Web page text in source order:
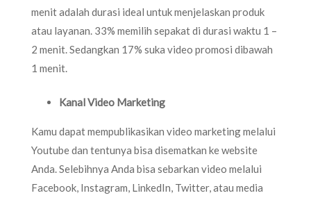
menit adalah durasi ideal untuk menjelaskan produk
atau layanan. 33% memilih sepakat di durasi waktu 1 –
2 menit. Sedangkan 17% suka video promosi dibawah
1 menit.
Kanal Video Marketing
Kamu dapat mempublikasikan video marketing melalui
Youtube dan tentunya bisa disematkan ke website
Anda. Selebihnya Anda bisa sebarkan video melalui
Facebook, Instagram, LinkedIn, Twitter, atau media